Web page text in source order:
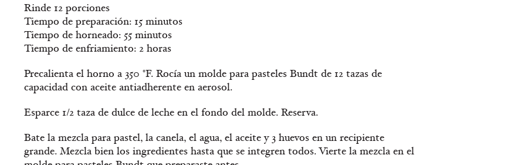
Rinde 12 porciones
Tiempo de preparación: 15 minutos
Tiempo de horneado: 55 minutos
Tiempo de enfriamiento: 2 horas
Precalienta el horno a 350 °F. Rocía un molde para pasteles Bundt de 12 tazas de
capacidad con aceite antiadherente en aerosol.
Esparce 1/2 taza de dulce de leche en el fondo del molde. Reserva.
Bate la mezcla para pastel, la canela, el agua, el aceite y 3 huevos en un recipiente
grande. Mezcla bien los ingredientes hasta que se integren todos. Vierte la mezcla en el